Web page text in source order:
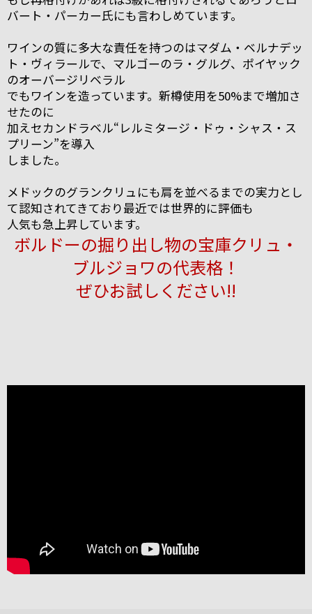
バート・パーカー氏にも言わしめています。
ワインの質に多大な責任を持つのはマダム・ベルナデッ
ト・ヴィラールで、マルゴーのラ・グルグ、ポイヤック
のオーバージリベラル
でもワインを造っています。新樽使用を50%まで増加さ
せたのに
加えセカンドラベル“レルミタージ・ドゥ・シャス・ス
プリーン”を導入
しました。
メドックのグランクリュにも肩を並べるまでの実力とし
て認知されてきており最近では世界的に評価も
人気も急上昇しています。
ボルドーの掘り出し物の宝庫クリュ・
ブルジョワの代表格！
ぜひお試しください!!